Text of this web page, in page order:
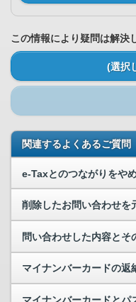
この情報により疑問は解決
(選択
関連するよくあるご質問
削除したお問い合わせを